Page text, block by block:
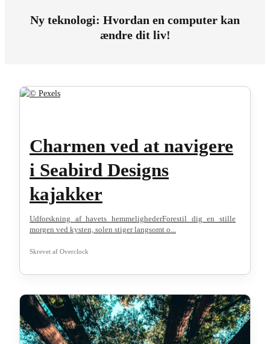
Ny teknologi: Hvordan en computer kan
ændre dit liv!
Charmen ved at navigere
i Seabird Designs
kajakker
Udforskning af havets hemmelighederForestil dig en stille
morgen ved kysten, solen stiger langsomt o...
Skrevet af Overclock